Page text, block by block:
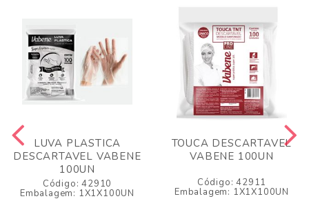
LUVA PLASTICA
DESCARTAVEL VABENE
100UN
Código: 42910
Embalagem: 1X1X100UN
TOUCA DESCARTAVEL
VABENE 100UN
Código: 42911
Embalagem: 1X1X100UN